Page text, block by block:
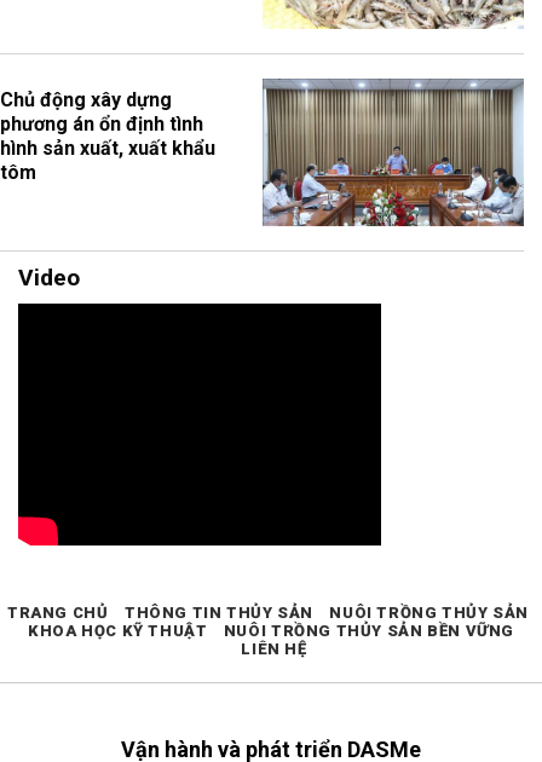
Chủ động xây dựng
phương án ổn định tình
hình sản xuất, xuất khẩu
tôm
Video
Vận hành và phát triển DASMe
TRANG CHỦ THÔNG TIN THỦY SẢN
NUÔI TRỒNG THỦY SẢN
KHOA HỌC KỸ THUẬT
NUÔI TRỒNG THỦY SẢN BỀN VỮNG
LIÊN HỆ